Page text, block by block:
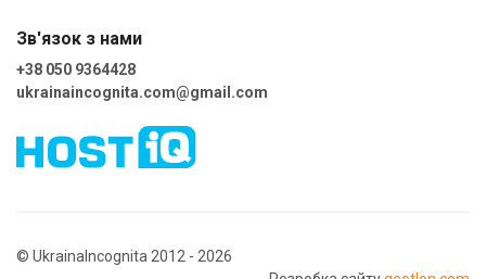
Зв'язок з нами
+38 050 9364428
ukrainaincognita.com@gmail.com
© UkrainaIncognita 2012 - 2026